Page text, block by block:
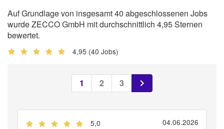
Auf Grundlage von insgesamt 40 abgeschlossenen Jobs
wurde ZECCO GmbH mit durchschnittlich 4,95 Sternen
bewertet.
4,95 (40 Jobs)
1 2 3
5,0 04.06.2026